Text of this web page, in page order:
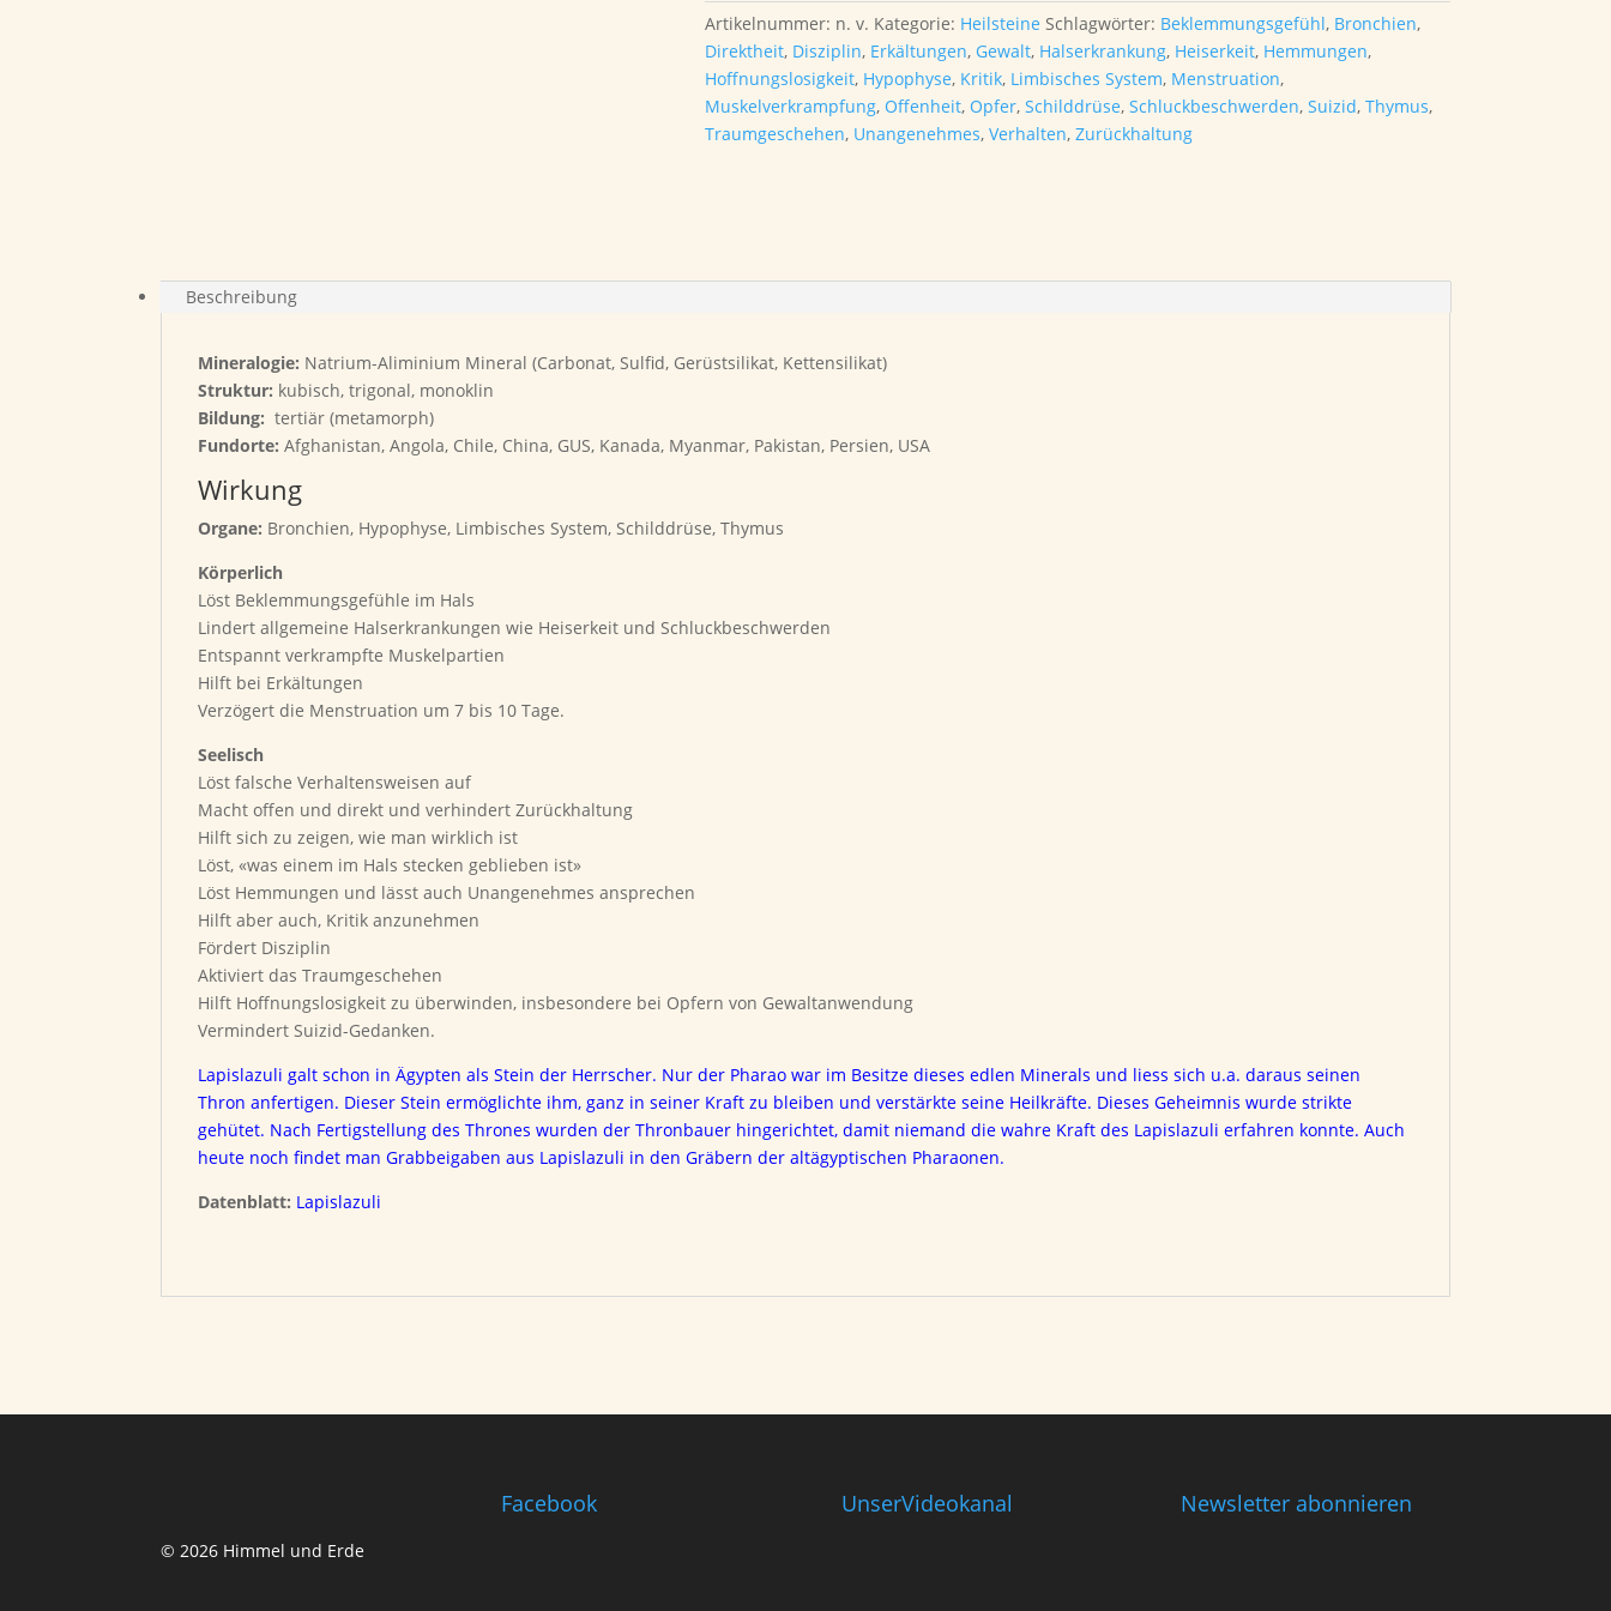
Artikelnummer: n. v. Kategorie: Heilsteine Schlagwörter: Beklemmungsgefühl, Bronchien,
Direktheit, Disziplin, Erkältungen, Gewalt, Halserkrankung, Heiserkeit, Hemmungen,
Hoffnungslosigkeit, Hypophyse, Kritik, Limbisches System, Menstruation,
Muskelverkrampfung, Offenheit, Opfer,Schilddrüse,Schluckbeschwerden,Suizid,Thymus,
Traumgeschehen, Unangenehmes,Verhalten,Zurückhaltung
Beschreibung
Mineralogie: Natrium-Aliminium Mineral (Carbonat, Sulfid, Gerüstsilikat, Kettensilikat)
Struktur: kubisch, trigonal, monoklin
Bildung: tertiär (metamorph)
Fundorte: Afghanistan, Angola, Chile, China, GUS, Kanada, Myanmar, Pakistan, Persien, USA
Wirkung
Organe: Bronchien, Hypophyse, Limbisches System, Schilddrüse, Thymus
Körperlich
Löst Beklemmungsgefühle im Hals
Lindert allgemeine Halserkrankungen wie Heiserkeit und Schluckbeschwerden
Entspannt verkrampfte Muskelpartien
Hilft bei Erkältungen
Verzögert die Menstruation um 7 bis 10 Tage.
Seelisch
Löst falsche Verhaltensweisen auf
Macht offen und direkt und verhindert Zurückhaltung
Hilft sich zu zeigen, wie man wirklich ist
Löst, «was einem im Hals stecken geblieben ist»
Löst Hemmungen und lässt auch Unangenehmes ansprechen
Hilft aber auch, Kritik anzunehmen
Fördert Disziplin
Aktiviert das Traumgeschehen
Hilft Hoffnungslosigkeit zu überwinden, insbesondere bei Opfern von Gewaltanwendung
Vermindert Suizid-Gedanken.
Lapislazuli galt schon in Ägypten als Stein der Herrscher. Nur der Pharao war im Besitze dieses edlen Minerals und liess sich u.a. daraus seinen
Thron anfertigen. Dieser Stein ermöglichte ihm, ganz in seiner Kraft zu bleiben und verstärkte seine Heilkräfte. Dieses Geheimnis wurde strikte
gehütet. Nach Fertigstellung des Thrones wurden der Thronbauer hingerichtet, damit niemand die wahre Kraft des Lapislazuli erfahren konnte. Auch
heute noch findet man Grabbeigaben aus Lapislazuli in den Gräbern der altägyptischen Pharaonen.
Datenblatt: Lapislazuli
© 2026 Himmel und Erde
Facebook UnserVideokanal Newsletter abonnieren